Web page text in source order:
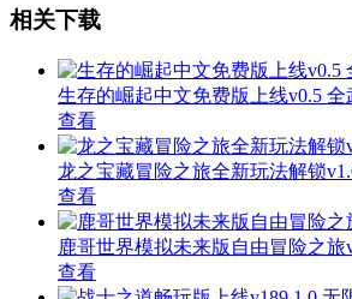
相关下载
生存的崛起中文免费版上线v0.5 全
查看
龙之宝藏冒险之旅全新玩法解锁
查看
鹿哥世界模拟未来版自由冒险之旅
查看